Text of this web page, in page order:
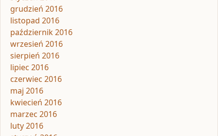
grudzień 2016
listopad 2016
październik 2016
wrzesień 2016
sierpień 2016
lipiec 2016
czerwiec 2016
maj 2016
kwiecień 2016
marzec 2016
luty 2016